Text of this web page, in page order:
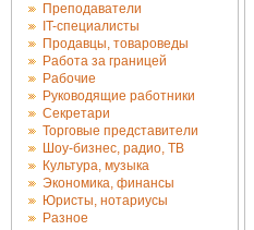
Преподаватели
IT-специалисты
Продавцы, товароведы
Работа за границей
Рабочие
Руководящие работники
Секретари
Торговые представители
Шоу-бизнес, радио, ТВ
Культура, музыка
Экономика, финансы
Юристы, нотариусы
Разное